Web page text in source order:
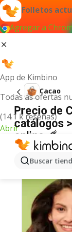
Folletos
Agregar a
App de Kimbino
Todas as ofertas
(14.1 k reseñas)
Abrir
Buscar
Cacao
Precio de
catálogos
online ☄️